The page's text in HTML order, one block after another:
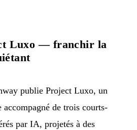
Luxo — franchir la
publie Project Luxo, un
accompagné de trois courts-
par IA, projetés à des